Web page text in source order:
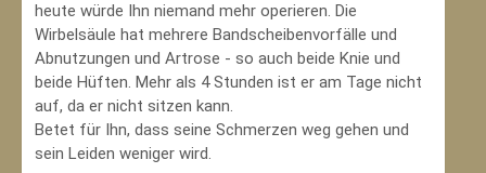
heute würde Ihn niemand mehr operieren. Die
Wirbelsäule hat mehrere Bandscheibenvorfälle und
Abnutzungen und Artrose - so auch beide Knie und
beide Hüften. Mehr als 4 Stunden ist er am Tage nicht
auf, da er nicht sitzen kann.
Betet für Ihn, dass seine Schmerzen weg gehen und
sein Leiden weniger wird.